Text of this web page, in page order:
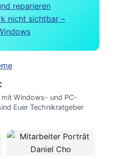
reparieren
nicht sichtbar –
Windows- und PC-
Euer Technikratgeber